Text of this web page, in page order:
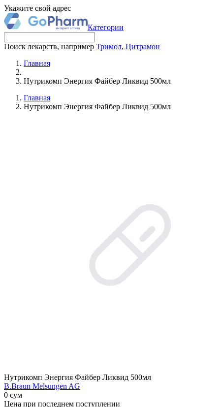
Укажите свой адрес
Категории
Поиск лекарств, например Тримол, Цитрамон
Главная
Нутрикомп Энергия Файбер Ликвид 500мл
Главная
Нутрикомп Энергия Файбер Ликвид 500мл
Нутрикомп Энергия Файбер Ликвид 500мл
B.Braun Melsungen AG
0 сум
Цена при последнем поступлении